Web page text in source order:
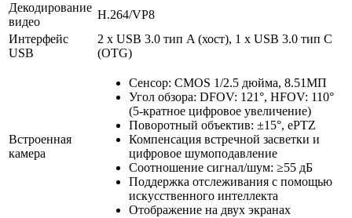
Декодирование
видео
H.264/VP8
Интерфейс
USB
2 x USB 3.0 тип A (хост), 1 x USB 3.0 тип С
(OTG)
Встроенная
камера
Сенсор: CMOS 1/2.5 дюйма, 8.51МП
Угол обзора: DFOV: 121°, HFOV: 110°
(5-кратное цифровое увеличение)
Поворотный объектив: ±15°, ePTZ
Компенсация встречной засветки и
цифровое шумоподавление
Соотношение сигнал/шум: ≥55 дБ
Поддержка отслеживания с помощью
искусственного интеллекта
Отображение на двух экранах